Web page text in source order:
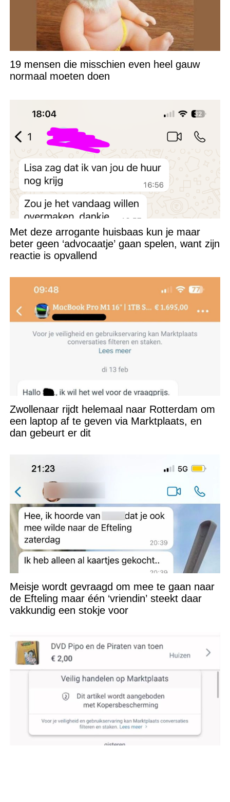
19 mensen die misschien even heel gauw
normaal moeten doen
Met deze arrogante huisbaas kun je maar
beter geen ‘advocaatje’ gaan spelen, want zijn
reactie is opvallend
Zwollenaar rijdt helemaal naar Rotterdam om
een laptop af te geven via Marktplaats, en
dan gebeurt er dit
Meisje wordt gevraagd om mee te gaan naar
de Efteling maar één ‘vriendin’ steekt daar
vakkundig een stokje voor